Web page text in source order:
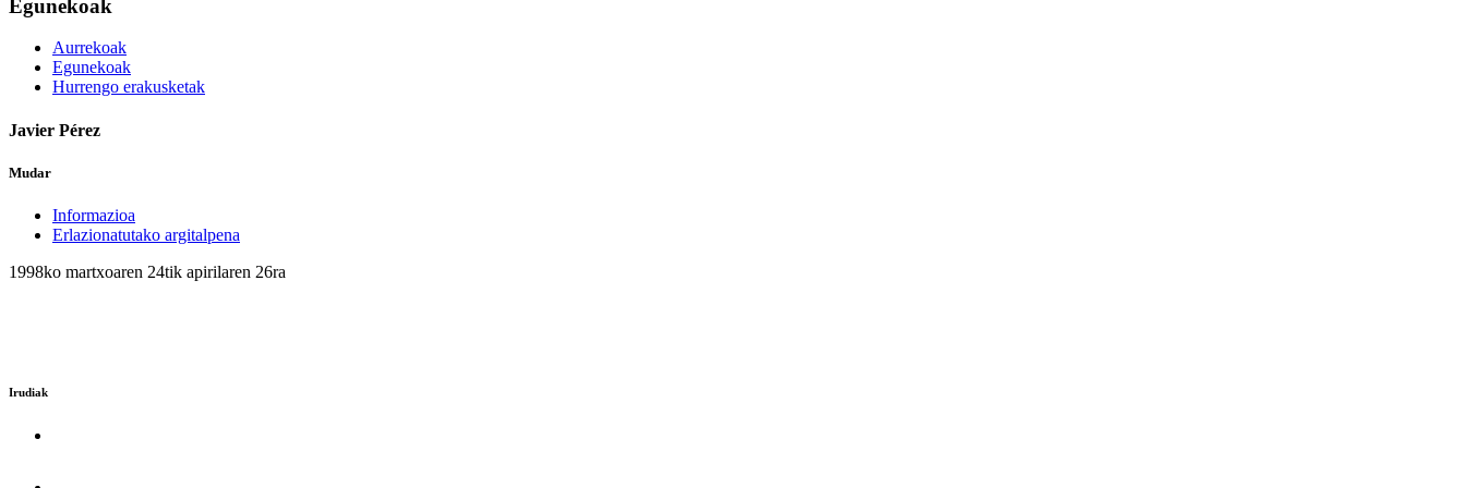
Egunekoak
Aurrekoak
Egunekoak
Hurrengo erakusketak
Javier Pérez
Mudar
Informazioa
Erlazionatutako argitalpena
1998ko martxoaren 24tik apirilaren 26ra
Irudiak